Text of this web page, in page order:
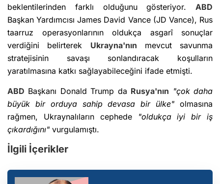
beklentilerinden farklı olduğunu gösteriyor. ABD
Başkan Yardımcısı James David Vance (JD Vance), Rus
taarruz operasyonlarının oldukça asgarî sonuçlar
verdiğini belirterek Ukrayna'nın mevcut savunma
stratejisinin savaşı sonlandıracak koşulların
yaratılmasına katkı sağlayabileceğini ifade etmişti.
ABD Başkanı Donald Trump da Rusya'nın "çok daha
büyük bir orduya sahip devasa bir ülke" olmasına
rağmen, Ukraynalıların cephede
"oldukça iyi bir iş
çıkardığını" vurgulamıştı.
İlgili İçerikler